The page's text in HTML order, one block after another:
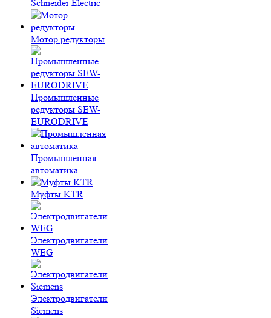
Schneider Electric
Мотор редукторы
Промышленные
редукторы SEW-
EURODRIVE
Промышленная
автоматика
Муфты KTR
Электродвигатели
WEG
Электродвигатели
Siemens